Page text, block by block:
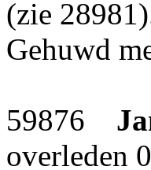
(zie
Gehuwd
59876
overleden